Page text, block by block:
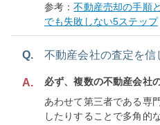
参考：不動産売却の手順
でも失敗しない5ステップ
Q. 不動産会社の査定を
A.
必ず、複数の不動産会社
あわせて第三者である専
したりすることで多角的